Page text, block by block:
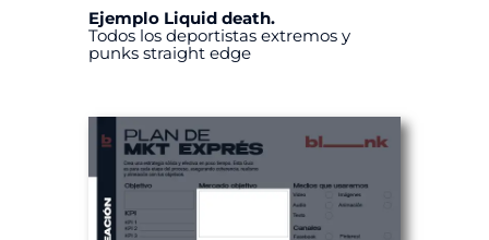
Ejemplo Liquid death.
Todos los deportistas extremos y
punks straight edge